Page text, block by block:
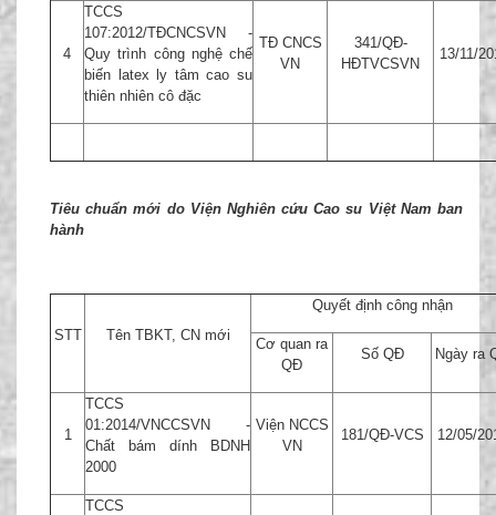
4
TCCS
107:2012/TĐCNCSVN -
Quy trình công nghệ chế
biến latex ly tâm cao su
thiên nhiên cô đặc
TĐ CNCS
VN
341/QĐ-
HĐTVCSVN
13/11/
Tiêu chuẩn mới do Viện Nghiên cứu Cao su Việt Nam ban
hành
STT Tên TBKT, CN mới
Quyết định công nhận
Cơ quan ra
QĐ
Số QĐ Ngày ra
1
TCCS
01:2014/VNCCSVN -
Chất bám dính BDNH
2000
Viện NCCS
VN
181/QĐ-VCS 12/05/
TCCS